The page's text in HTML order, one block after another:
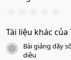
0
0
a
Tài liệu khác
icon tài liệu
Bài giảng dãy
diều